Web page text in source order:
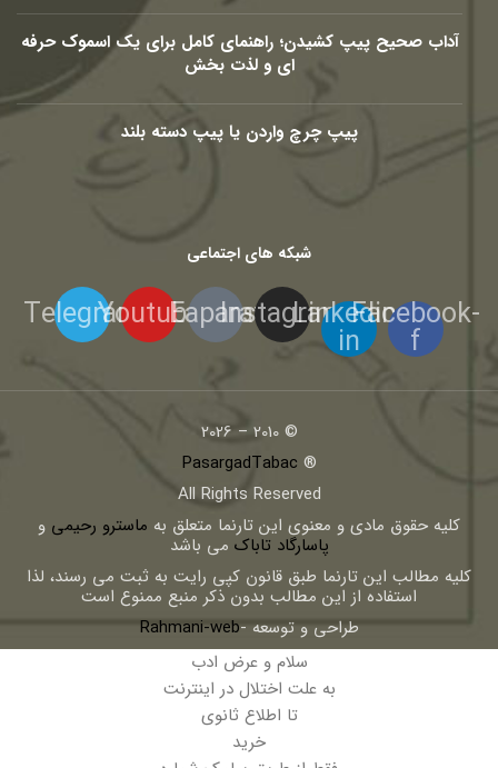
آداب صحیح پیپ کشیدن؛ راهنمای کامل برای یک اسموک حرفه
ای و لذت بخش
پیپ چرچ واردن یا پیپ دسته بلند
شبکه های اجتماعی
Facebook-
f
Linkedin-
in
Instagram
Eaparat
Youtube
Telegram
© 2010 – 2026
®
PasargadTabac
All Rights Reserved
كليه حقوق مادی و معنوی اين تارنما متعلق به ماسترو رحیمی و
پاسارگاد تاباک می باشد
کلیه مطالب این تارنما طبق قانون کپی رایت به ثبت می رسند، لذا
استفاده از این مطالب بدون ذکر منبع ممنوع است
طراحی و توسعه -Rahmani-web
سلام و عرض ادب
به علت اختلال در اینترنت
تا اطلاع ثانوی
خرید